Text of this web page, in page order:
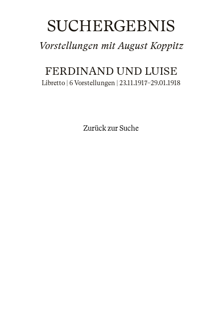
SUCHERGEBNIS
Vorstellungen mit August Koppitz
FERDINAND UND LUISE
Libretto | 6 Vorstellungen | 23.11.1917–29.01.1918
Zurück zur Suche